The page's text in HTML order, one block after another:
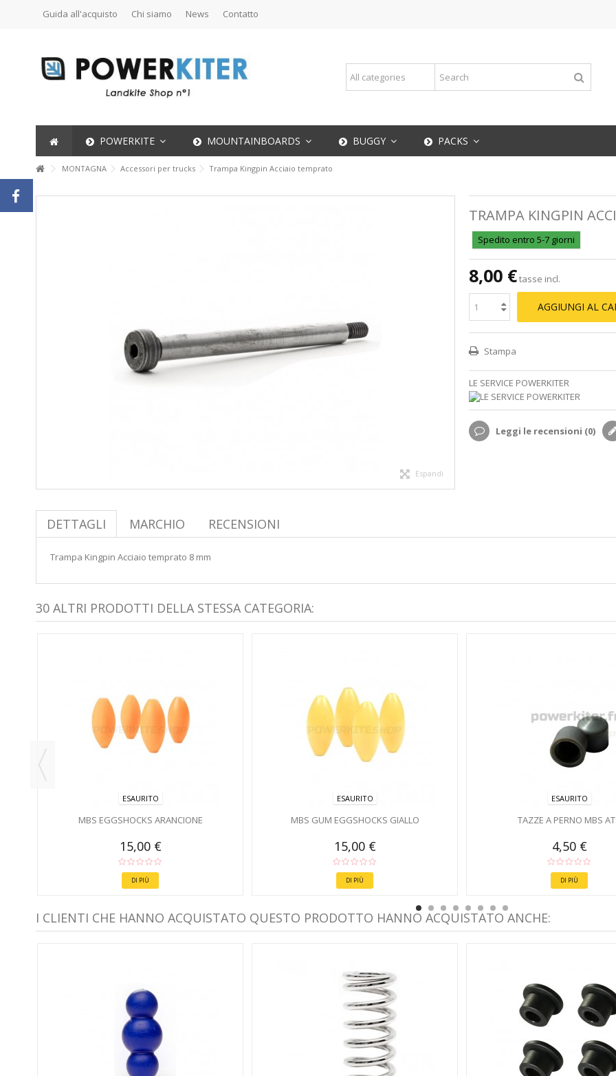
Guida all'acquisto Chi siamo News Contatto
POWERKITE MOUNTAINBOARDS BUGGY PACKS
MONTAGNA Accessori per trucks Trampa Kingpin Acciaio temprato
Espandi
TRAMPA KINGPIN
Spedito entro 5-7 giorni
8,00 €tasse incl.
AGGIUNGI AL
Stampa
LE SERVICE POWERKITER
Leggi le recensioni (0)
DETTAGLI MARCHIO RECENSIONI
Trampa Kingpin Acciaio temprato 8 mm
30 ALTRI PRODOTTI DELLA STESSA CATEGORIA:
ESAURITO
MBS EGGSHOCKS ARANCIONE
15,00 €
DI PIÙ
ESAURITO
MBS GUM EGGSHOCKS GIALLO
15,00 €
DI PIÙ
ESAURITO
TAZZE A PERNO MBS
4,50 €
DI PIÙ
I CLIENTI CHE HANNO ACQUISTATO QUESTO PRODOTTO HANNO ACQUISTATO ANCHE: